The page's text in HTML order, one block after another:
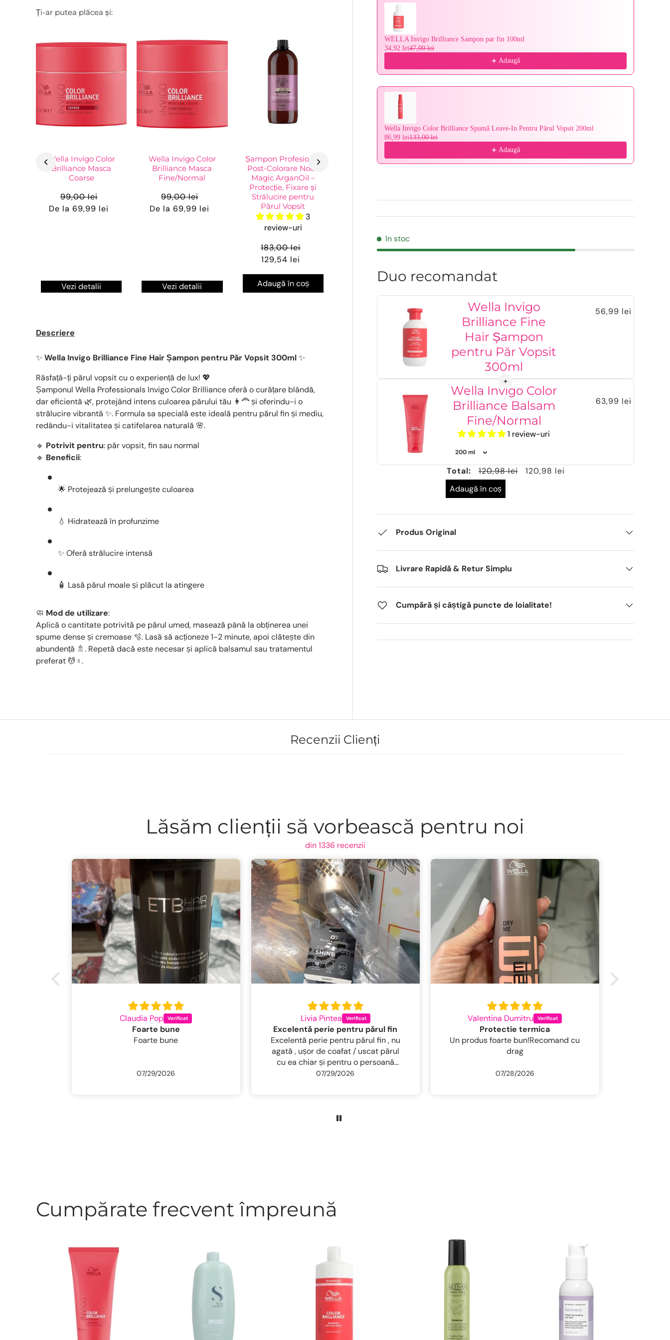
WELLA Invigo Brilliance Sampon par fin 100ml
34,92 lei47,00 lei
Adaugă
Wella Invigo Color Brilliance Spumă Leave-In Pentru Părul Vopsit 200ml
86,99 lei133,00 lei
Adaugă
In stoc
Duo recomandat
Wella Invigo
Brilliance Fine
Hair Șampon
pentru Păr Vopsit
300ml
56,99 lei
Wella Invigo Color
Brilliance Balsam
Fine/Normal
1 review-uri
63,99 lei
Total: 120,98 lei
120,98 lei
Adaugă în coș
Produs Original
Livrare Rapidă & Retur Simplu
Cumpără și câștigă puncte de loialitate!
Ți-ar putea plăcea și:
Wella Invigo Color
Brilliance Masca
Coarse
99,00 lei
De la 69,99 lei
Vezi detalii
Wella Invigo Color
Brilliance Masca
Fine/Normal
99,00 lei
De la 69,99 lei
Vezi detalii
Șampon Profesional
Post-Colorare Nook
Magic ArganOil –
Protecție, Fixare și
Strălucire pentru
Părul Vopsit
3
review-uri
183,00 lei
129,54 lei
Adaugă în coș
Descriere
✨ Wella Invigo Brilliance Fine Hair Șampon pentru Păr Vopsit 300ml✨
Răsfață-ți părul vopsit cu o experiență de lux! 💖
Șamponul Wella Professionals Invigo Color Brilliance oferă o curățare blândă,
dar eficientă 🌿, protejând intens culoarea părului tău 👩🦰 și oferindu-i o
strălucire vibrantă ✨. Formula sa specială este ideală pentru părul fin și mediu,
redându-i vitalitatea și catifelarea naturală 🌸.
🔹 Potrivit pentru: păr vopsit, fin sau normal
🔹 Beneficii:
🌟 Protejează și prelungește culoarea
💧 Hidratează în profunzime
✨ Oferă strălucire intensă
🧴 Lasă părul moale și plăcut la atingere
🧼 Mod de utilizare:
Aplică o cantitate potrivită pe părul umed, masează până la obținerea unei
spume dense și cremoase 🫧. Lasă să acționeze 1-2 minute, apoi clătește din
abundență 🚿. Repetă dacă este necesar și aplică balsamul sau tratamentul
preferat 💆♀️.
Recenzii Clienți
Lăsăm clienții să vorbească pentru noi
din 1336 recenzii
Claudia Pop
Foarte bune
Foarte bune
07/29/2026
Livia Pintea
Excelentă perie pentru părul fin
Excelentă perie pentru părul fin , nu
agată , ușor de coafat / uscat părul
cu ea chiar și pentru o persoană
neidemanatica . Părul rămâne lucios ,
07/29/2026
Valentina Dumitru
Protectie termica
Un produs foarte bun!Recomand cu
drag
07/28/2026
Cumpărate frecvent împreună